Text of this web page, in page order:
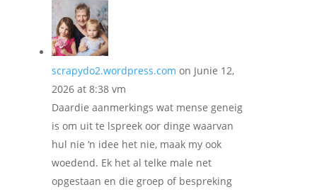
scrapydo2.wordpress.com on Junie 12,
2026 at 8:38 vm
Daardie aanmerkings wat mense geneig
is om uit te lspreek oor dinge waarvan
hul nie ‘n idee het nie, maak my ook
woedend. Ek het al telke male net
opgestaan en die groep of bespreking